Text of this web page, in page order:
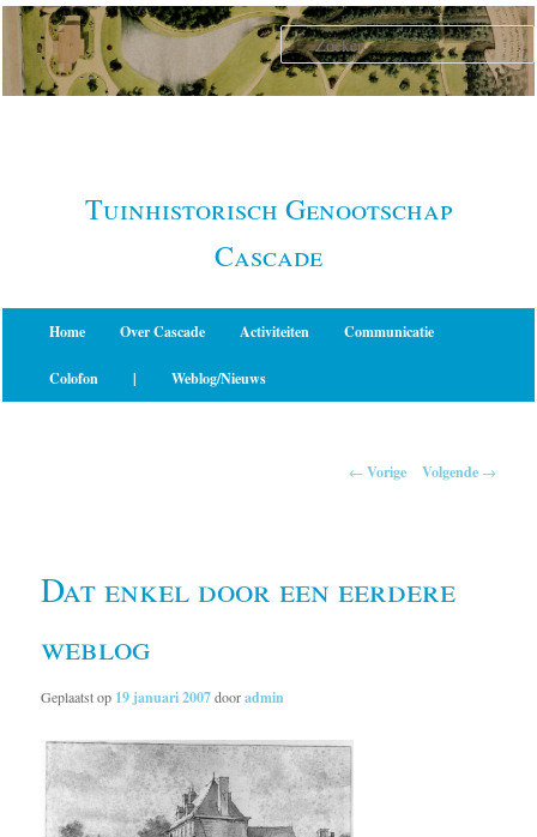
Spring
naar
primaire
Tuinhistorisch Genootschap
Cascade
Home Over Cascade Activiteiten Communicatie
Colofon | Weblog/Nieuws
← Vorige Volgende →
Dat enkel door een eerdere
weblog
Geplaatst op 19 januari 2007dooradmin